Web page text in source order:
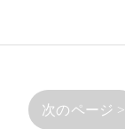
次のページ >